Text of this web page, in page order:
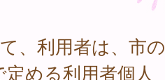
、利用者は、市の
める利用者個人